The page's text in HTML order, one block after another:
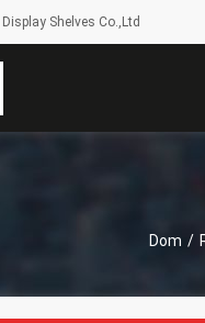
Shelves Co.,Ltd
Dom /